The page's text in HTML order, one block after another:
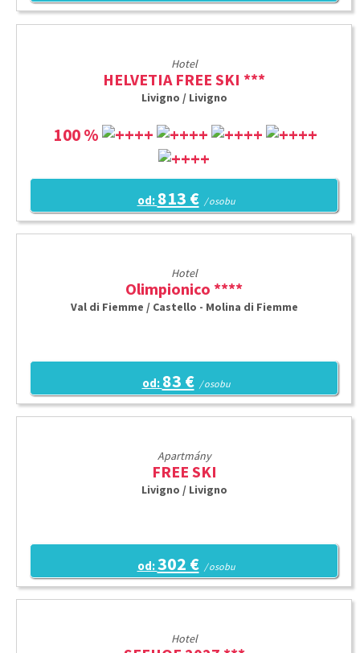
Hotel
HELVETIA FREE SKI ***
Livigno / Livigno
100 %
od: 813 € / osobu
Hotel
Olimpionico ****
Val di Fiemme / Castello - Molina di Fiemme
od: 83 € / osobu
Apartmány
FREE SKI
Livigno / Livigno
od:302 € / osobu
Hotel